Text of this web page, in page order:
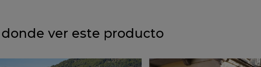
ver este producto